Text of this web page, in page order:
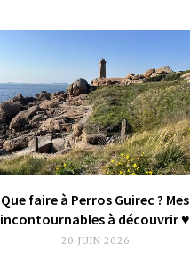
Que faire à Perros Guirec ? Mes
incontournables à découvrir ♥︎
20 JUIN 2026